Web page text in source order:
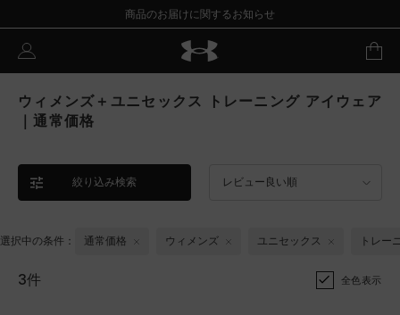
商品のお届けに関するお知らせ
ウィメンズ＋ユニセックス トレーニング アイウェア
｜通常価格
絞り込み検索 レビュー良い順
選択中の条件： 通常価格 ウィメンズ ユニセックス トレー
3件 全色表示